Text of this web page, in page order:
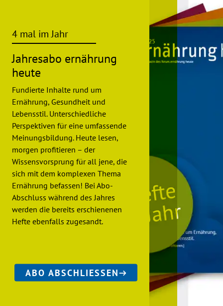
4 mal im Jahr
Jahresabo ernährung
heute
Fundierte Inhalte rund um
Ernährung, Gesundheit und
Lebensstil. Unterschiedliche
Perspektiven für eine umfassende
Meinungsbildung. Heute lesen,
morgen profitieren – der
Wissensvorsprung für all jene, die
sich mit dem komplexen Thema
Ernährung befassen! Bei Abo-
Abschluss während des Jahres
werden die bereits erschienenen
Hefte ebenfalls zugesandt.
ABO ABSCHLIESSEN